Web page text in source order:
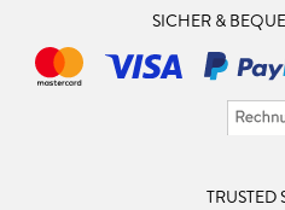
SICHER &
TRUSTED